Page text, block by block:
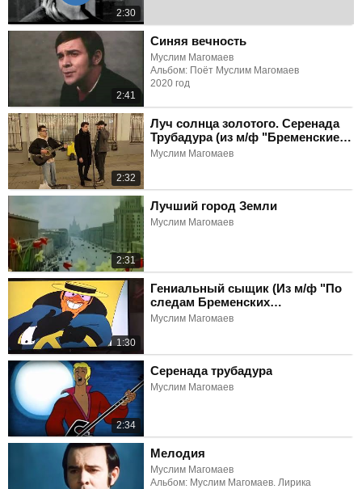
2:30
2:41
Синяя вечность
Муслим Магомаев
Альбом: Поёт Муслим Магомаев
2020 год
2:32
Луч солнца золотого. Серенада
Трубадура (из м/ф "Бременские
музыканты")
Муслим Магомаев
2:31
Лучший город Земли
Муслим Магомаев
1:30
Гениальный сыщик (Из м/ф "По
следам Бременских
музыкантов")
Муслим Магомаев
2:34
Серенада трубадура
Муслим Магомаев
Мелодия
Муслим Магомаев
Альбом: Муслим Магомаев. Лирика